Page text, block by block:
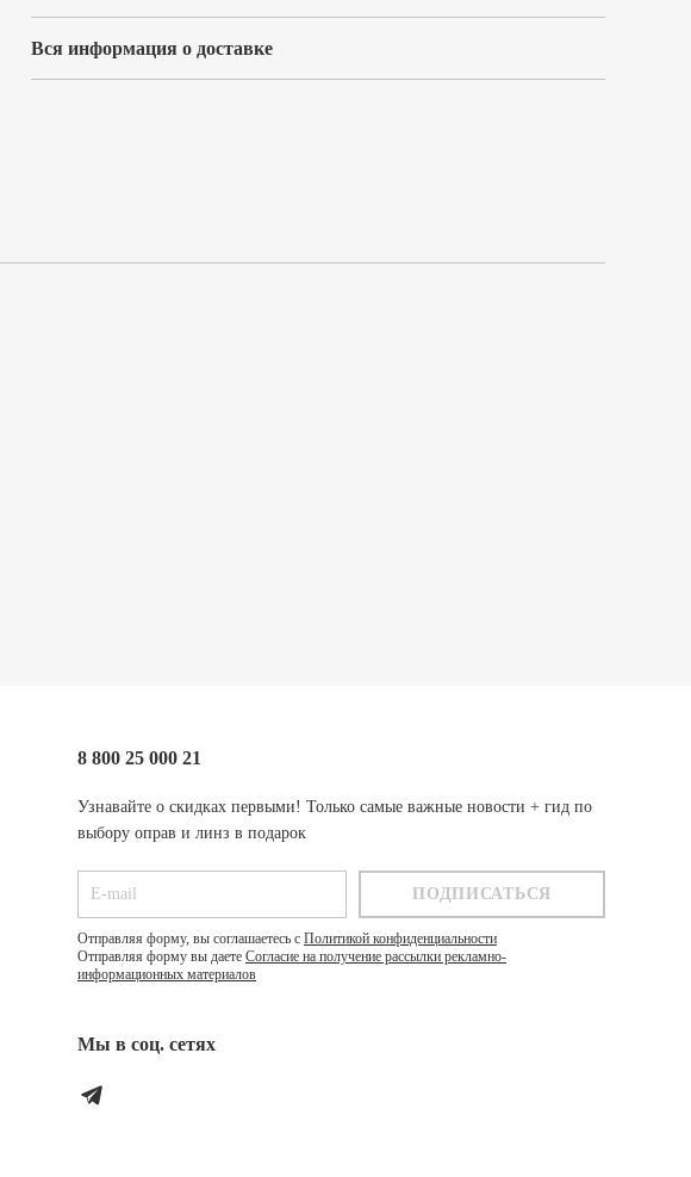
Вся информация о доставке
Мы в соц. cетях
8 800 25 000 21
Узнавайте о скидках первыми! Только самые важные новости + гид по
выбору оправ и линз в подарок
Отправляя форму, вы соглашаетесь с Политикой конфиденциальности
Отправляя форму вы даете Согласие на получение рассылки рекламно-
информационных материалов